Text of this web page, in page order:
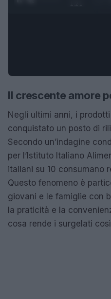
Il crescente amore
Negli ultimi anni, i
conquistato un posto di
Secondo un’indagine
per l’Istituto Italiano
italiani su 10 consumano
Questo fenomeno è
giovani e le famiglie con
la praticità e la
cosa rende i surgelati